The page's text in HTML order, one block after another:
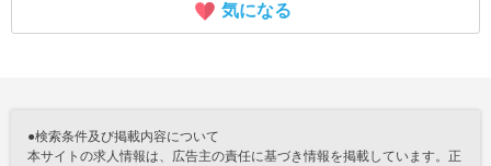
気になる
●検索条件及び掲載内容について
本サイトの求人情報は、広告主の責任に基づき情報を掲載しています。正